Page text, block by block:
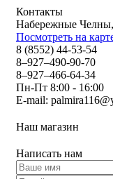
Контакты
Набережные Челны,
Посмотреть на
8 (8552) 44-53-54
8–927–490-90-70
8–927–466-64-34
Пн-Пт 8:00 - 16:00
E-mail:
Наш магазин
Написать нам